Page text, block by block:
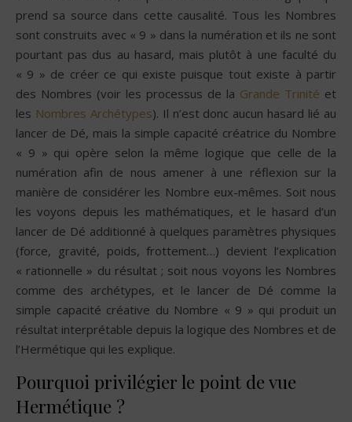
prend sa source dans cette causalité. Tous les Nombres
sont construits avec « 9 » dans la numération et ils ne sont
pourtant pas dus au hasard, mais plutôt à une faculté du
« 9 » de créer ce qui existe puisque tout existe à partir
des Nombres (voir les processus de la Grande Trinité et
les Nombres Archétypes). Il n’est donc aucun hasard lié au
lancer de Dé, mais la simple capacité créatrice du Nombre
« 9 » qui opère selon la même logique que celle de la
numération afin de nous amener à une réflexion sur la
manière de considérer les Nombre eux-mêmes. Soit nous
les voyons depuis les mathématiques, et le hasard d’un
lancer de Dé additionné à quelques paramètres physiques
(force, gravité, poids, frottement…) devient l’explication
« rationnelle » du résultat ; soit nous voyons les Nombres
comme des archétypes, et le lancer de Dé comme la
simple capacité créative du Nombre « 9 » qui produit un
résultat interprétable depuis la logique des Nombres et de
l’Hermétique qui les explique.
Pourquoi privilégier le point de vue
Hermétique ?